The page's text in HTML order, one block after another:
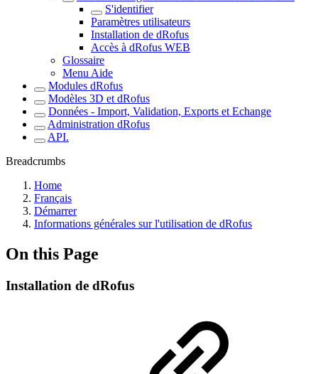
S'identifier
Paramètres utilisateurs
Installation de dRofus
Accès à dRofus WEB
Glossaire
Menu Aide
Modules dRofus
Modèles 3D et dRofus
Données - Import, Validation, Exports et Echange
Administration dRofus
API.
Breadcrumbs
Home
Français
Démarrer
Informations générales sur l'utilisation de dRofus
On this Page
Installation de dRofus